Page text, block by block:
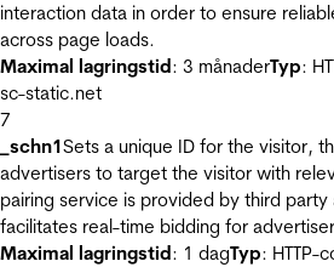
interaction data in order to ensure
across page loads.
Maximal lagringstid: 3 månaderTyp:
sc-static.net
7
_schn1Sets a unique ID for the visitor,
advertisers to target the visitor with
pairing service is provided by third
facilitates real-time bidding for
Maximal lagringstid: 1 dagTyp: HTTP-